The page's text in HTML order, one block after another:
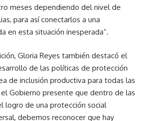
meses dependiendo del nivel de
para así conectarlos a una
en esta situación inesperada”.
Gloria Reyes también destacó el
de las políticas de protección
de inclusión productiva para todas las
Gobierno presente que dentro de las
logro de una protección social
debemos reconocer que hay